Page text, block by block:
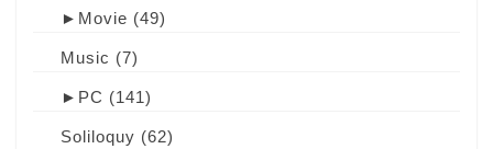
► Movie (49)
Music (7)
► PC (141)
Soliloquy (62)